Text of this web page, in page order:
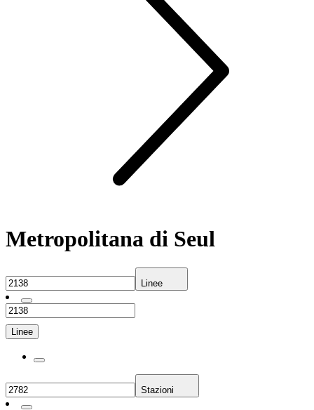
Metropolitana di Seul
Linee
Linee
Stazioni